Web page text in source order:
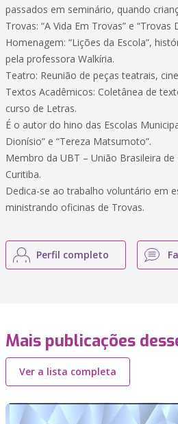
passados em seminário, quando
Trovas: “A Vida Em Trovas” e “Trovas
Homenagem: “Lições da Escola”,
pela professora Walkíria.
Teatro: Reunião de peças teatrais,
Textos Acadêmicos: Coletânea de
curso de Letras.
É o autor do hino das Escolas
Dionísio” e “Tereza Matsumoto”.
Membro da UBT – União Brasileira
Curitiba.
Dedica-se ao trabalho voluntário em
ministrando oficinas de Trovas.
Perfil completo
Mais publicações
Ver a lista completa